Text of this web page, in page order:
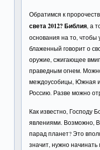
Обратимся к
света 2012? Библия, а
основания на то, чтобы
блаженный говорит о
оружие, сжигающее
праведным огнем.
междоусобицы, Южная
Россию. Разве можно
Как известно, Господу
явлениями. Возможно,
парад планет? Это
значит, нужно начинать